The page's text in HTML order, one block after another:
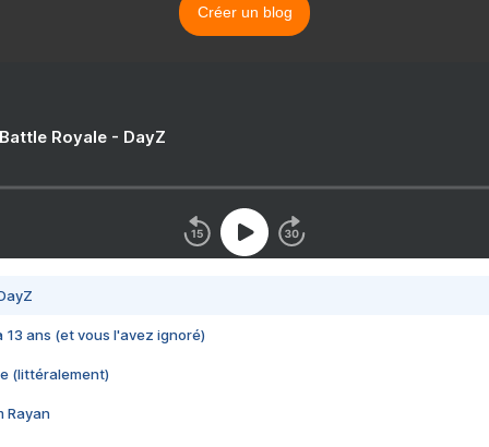
Créer un blog
Royale - DayZ
13 ans (et vous l'avez ignoré)
(littéralement)
Rayan